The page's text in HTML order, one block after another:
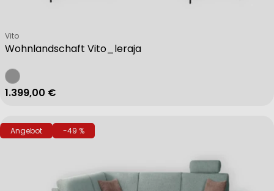
Wohnlandschaft Vito_leraja
Verkäufer:
Vito
Regulärer Preis
1.399,00 €
Angebot -49 %